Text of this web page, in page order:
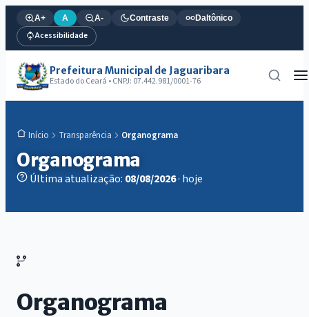
A+ A A- Contraste Daltônico
Acessibilidade
Prefeitura Municipal de Jaguaribara
Estado do Ceará • CNPJ: 07.442.981/0001-76
Início Transparência Organograma
Organograma
Última atualização: 08/08/2026· hoje
Organograma